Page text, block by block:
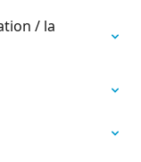
/ la